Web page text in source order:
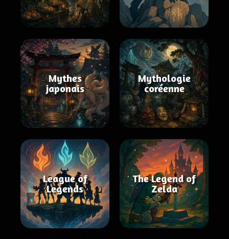
Mythes
japonais
Mythologie
coréenne
League of
Legends
The Legend of
Zelda